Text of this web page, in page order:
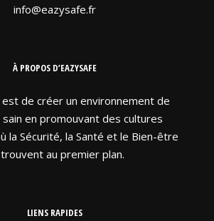
info@eazysafe.fr
À PROPOS D’EAZYSAFE
de créer un environnement de
en promouvant des cultures
la Sécurité, la Santé et le Bien-être
au premier plan.
LIENS RAPIDES